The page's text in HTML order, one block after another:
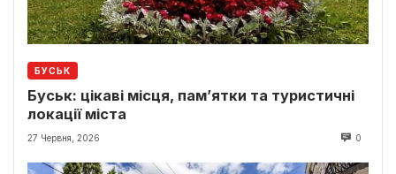
БУСЬК
Буськ: цікаві місця, пам’ятки та туристичні
локації міста
27 Червня, 2026 0